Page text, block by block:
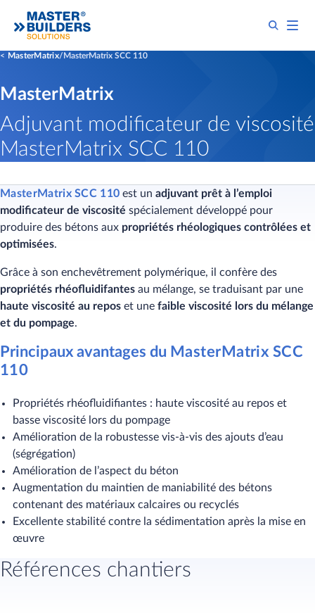
MasterMatrix MasterMatrix SCC 110
MasterMatrix
Adjuvant modificateur de viscosité
MasterMatrix SCC 110
MasterMatrix SCC 110 est un adjuvant prêt à l’emploi
modificateur de viscosité spécialement développé pour
produire des bétons aux propriétés rhéologiques contrôlées et
optimisées.
​Grâce à son enchevêtrement polymérique, il confère des
propriétés rhéofluidifantes au mélange, se traduisant par une
haute viscosité au repos et une faible viscosité lors du mélange
et du pompage.
Principaux avantages du MasterMatrix SCC
110​
Propriétés rhéofluidifiantes : haute viscosité au repos et
basse viscosité lors du pompage
Amélioration de la robustesse vis-à-vis des ajouts d’eau
(ségrégation)
Amélioration de l’aspect du béton
Augmentation du maintien de maniabilité des bétons
contenant des matériaux calcaires ou recyclés
Excellente stabilité contre la sédimentation après la mise en
œuvre​​
Références chantiers